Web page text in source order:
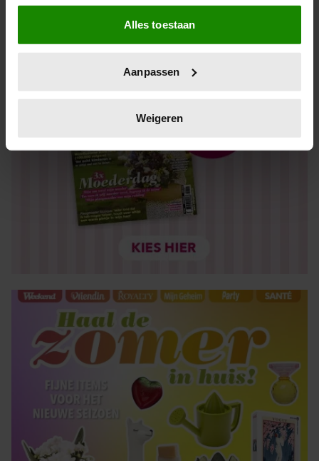
Als u het toestaat, willen we ook graag:
Informatie verzamelen over uw geografische locatie,
die tot een paar meter nauwkeurig kan zijn
op specifieke eigenschappen (fingerprinting)
verwerkt en stel uw voorkeuren in het
intrekken in de Cookieverklaring.
We gebruiken cookies om content en advertenties te
personaliseren, om functies voor social media te bieden
en om ons websiteverkeer te analyseren. Ook delen we
partners voor social media, adverteren en analyse. Deze
verzameld op basis van uw gebruik van hun services. U
gaat akkoord met onze cookies als u onze website blijft
gebruiken.
Alles toestaan
Aanpassen
Weigeren